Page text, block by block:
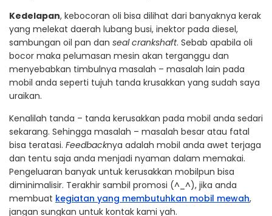
Kedelapan, kebocoran oli bisa dilihat dari banyaknya kerak
yang melekat daerah lubang busi, inektor pada diesel,
sambungan oil pan dan seal crankshaft. Sebab apabila oli
bocor maka pelumasan mesin akan terganggu dan
menyebabkan timbulnya masalah – masalah lain pada
mobil anda seperti tujuh tanda krusakkan yang sudah saya
uraikan.
Kenalilah tanda – tanda kerusakkan pada mobil anda sedari
sekarang. Sehingga masalah – masalah besar atau fatal
bisa teratasi. Feedbacknya adalah mobil anda awet terjaga
dan tentu saja anda menjadi nyaman dalam memakai.
Pengeluaran banyak untuk kerusakkan mobilpun bisa
diminimalisir. Terakhir sambil promosi (^_^), jika anda
membuat kegiatan yang membutuhkan mobil mewah,
jangan sungkan untuk kontak kami yah.